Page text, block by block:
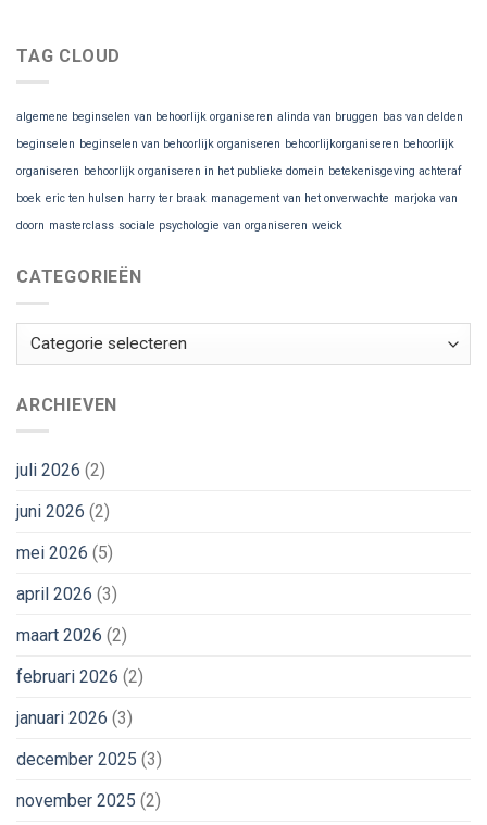
TAG CLOUD
algemene beginselen van behoorlijk organiseren alinda van bruggen bas van delden
beginselen beginselen van behoorlijk organiseren behoorlijkorganiseren behoorlijk
organiseren behoorlijk organiseren in het publieke domein betekenisgeving achteraf
boek eric ten hulsen harry ter braak management van het onverwachte marjoka van
doorn masterclass sociale psychologie van organiseren weick
CATEGORIEËN
Categorieën
ARCHIEVEN
juli 2026 (2)
juni 2026 (2)
mei 2026 (5)
april 2026 (3)
maart 2026 (2)
februari 2026 (2)
januari 2026 (3)
december 2025 (3)
november 2025 (2)